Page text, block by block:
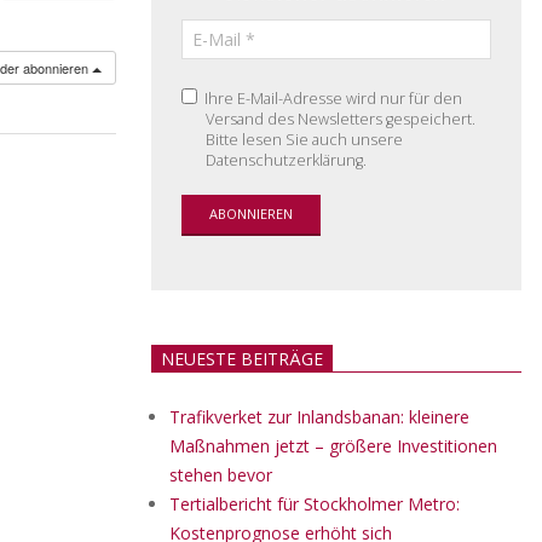
abonnieren
Ihre E-Mail-Adresse wird nur für den
Versand des Newsletters gespeichert.
Bitte lesen Sie auch unsere
Datenschutzerklärung.
NEUESTE BEITRÄGE
Trafikverket zur Inlandsbanan: kleinere
Maßnahmen jetzt – größere Investitionen
stehen bevor
Tertialbericht für Stockholmer Metro:
Kostenprognose erhöht sich